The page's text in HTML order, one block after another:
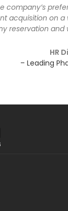
company’s
acquisition on
reservation
HR
– Leading